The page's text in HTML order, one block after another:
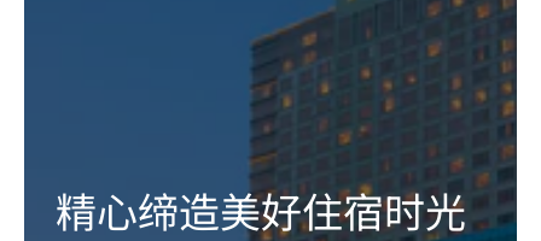
精心缔造美好住宿时光